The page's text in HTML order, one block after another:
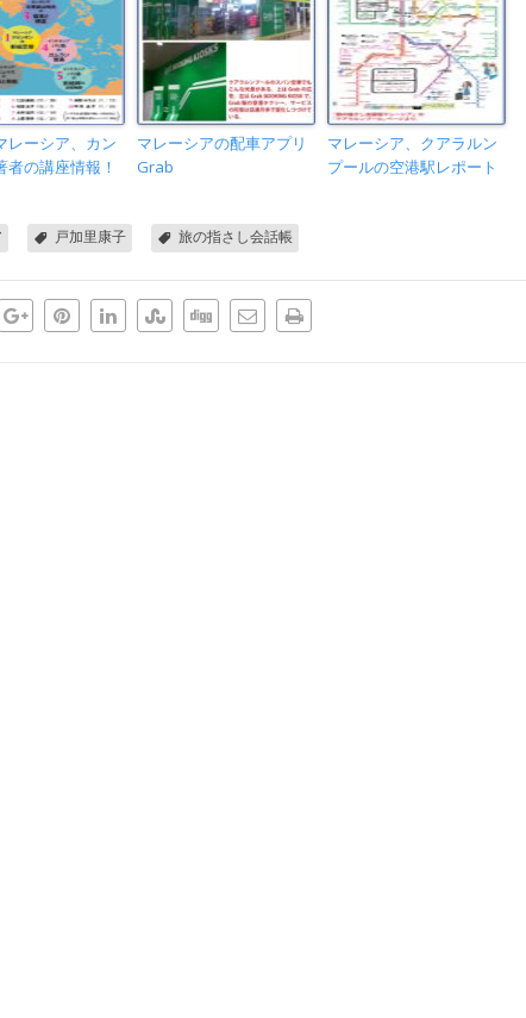
レーシア、カン
者の講座情報！
マレーシアの配車アプリ
Grab
マレーシア、クアラルン
プールの空港駅レポート
戸加里康子 旅の指さし会話帳